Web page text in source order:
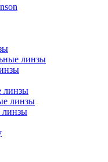
линзы
линзы
линзы
линзы